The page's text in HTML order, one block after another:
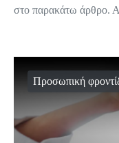
στο παρακάτω άρθρο.
Προσωπική